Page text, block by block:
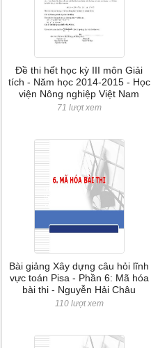
Đề thi hết học kỳ III môn Giải
tích - Năm học 2014-2015 - Học
viện Nông nghiệp Việt Nam
71 lượt xem
Bài giảng Xây dựng câu hỏi lĩnh
vực toán Pisa - Phần 6: Mã hóa
bài thi - Nguyễn Hải Châu
110 lượt xem